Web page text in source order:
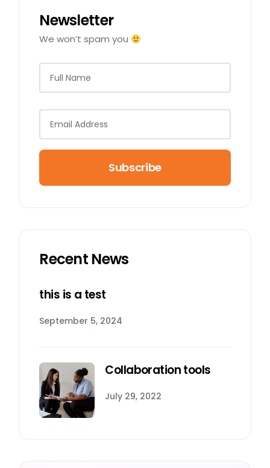
Newsletter
We won’t spam you
Subscribe
Recent News
this is a test
September 5, 2024
Collaboration tools
July 29, 2022